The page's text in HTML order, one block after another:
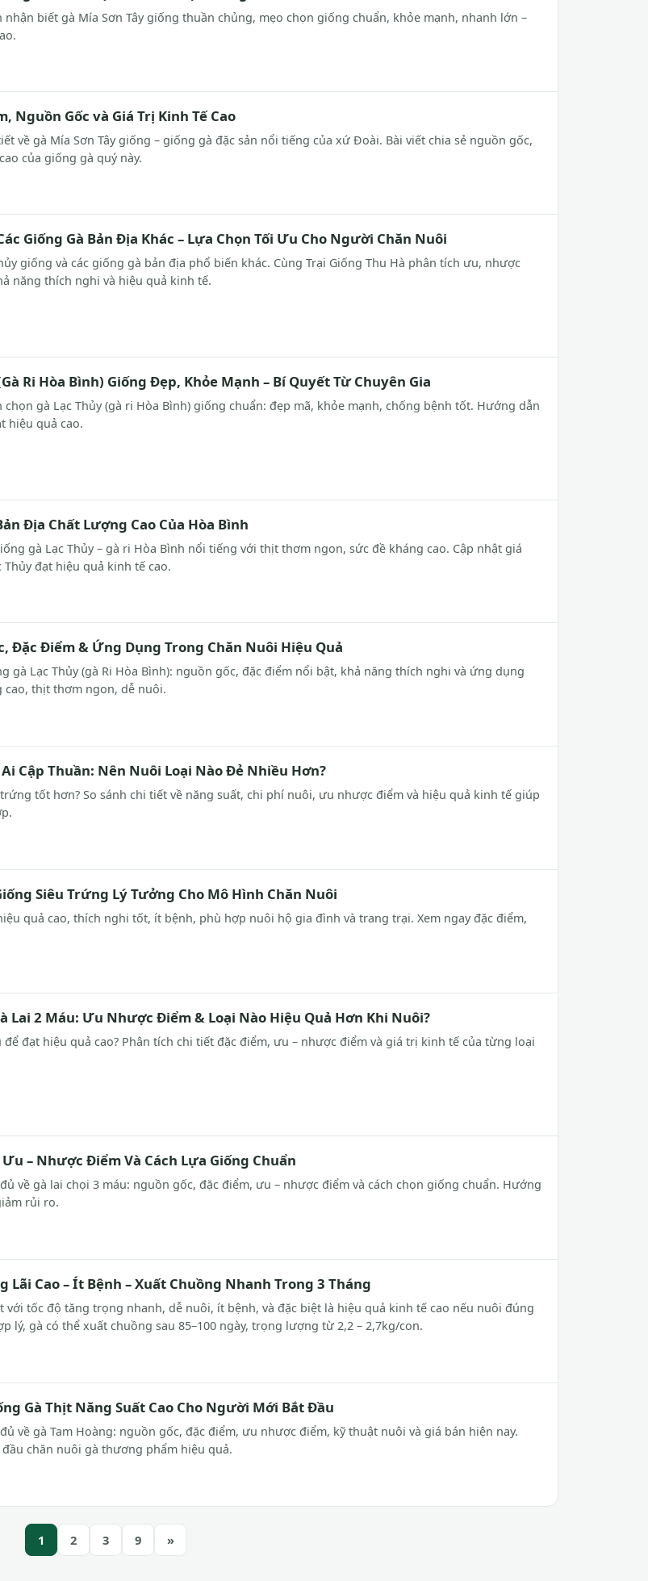
nhận biết gà Mía Sơn Tây giống thuần chủng, mẹo chọn giống chuẩn, khỏe mạnh, nhanh lớn –
Nguồn Gốc và Giá Trị Kinh Tế Cao
về gà Mía Sơn Tây giống – giống gà đặc sản nổi tiếng của xứ Đoài. Bài viết chia sẻ nguồn gốc,
của giống gà quý này.
Giống Gà Bản Địa Khác – Lựa Chọn Tối Ưu Cho Người Chăn Nuôi
giống và các giống gà bản địa phổ biến khác. Cùng Trại Giống Thu Hà phân tích ưu, nhược
năng thích nghi và hiệu quả kinh tế.
Ri Hòa Bình) Giống Đẹp, Khỏe Mạnh – Bí Quyết Từ Chuyên Gia
chọn gà Lạc Thủy (gà ri Hòa Bình) giống chuẩn: đẹp mã, khỏe mạnh, chống bệnh tốt. Hướng dẫn
hiệu quả cao.
Địa Chất Lượng Cao Của Hòa Bình
gà Lạc Thủy – gà ri Hòa Bình nổi tiếng với thịt thơm ngon, sức đề kháng cao. Cập nhật giá
đạt hiệu quả kinh tế cao.
Đặc Điểm & Ứng Dụng Trong Chăn Nuôi Hiệu Quả
gà Lạc Thủy (gà Ri Hòa Bình): nguồn gốc, đặc điểm nổi bật, khả năng thích nghi và ứng dụng
thịt thơm ngon, dễ nuôi.
Ai Cập Thuần: Nên Nuôi Loại Nào Đẻ Nhiều Hơn?
trứng tốt hơn? So sánh chi tiết về năng suất, chi phí nuôi, ưu nhược điểm và hiệu quả kinh tế giúp
Siêu Trứng Lý Tưởng Cho Mô Hình Chăn Nuôi
quả cao, thích nghi tốt, ít bệnh, phù hợp nuôi hộ gia đình và trang trại. Xem ngay đặc điểm,
Lai 2 Máu: Ưu Nhược Điểm & Loại Nào Hiệu Quả Hơn Khi Nuôi?
đạt hiệu quả cao? Phân tích chi tiết đặc điểm, ưu – nhược điểm và giá trị kinh tế của từng loại
Ưu – Nhược Điểm Và Cách Lựa Giống Chuẩn
về gà lai chọi 3 máu: nguồn gốc, đặc điểm, ưu – nhược điểm và cách chọn giống chuẩn. Hướng
rủi ro.
Lãi Cao – Ít Bệnh – Xuất Chuồng Nhanh Trong 3 Tháng
với tốc độ tăng trọng nhanh, dễ nuôi, ít bệnh, và đặc biệt là hiệu quả kinh tế cao nếu nuôi đúng
lý, gà có thể xuất chuồng sau 85–100 ngày, trọng lượng từ 2,2 – 2,7kg/con.
Gà Thịt Năng Suất Cao Cho Người Mới Bắt Đầu
về gà Tam Hoàng: nguồn gốc, đặc điểm, ưu nhược điểm, kỹ thuật nuôi và giá bán hiện nay.
chăn nuôi gà thương phẩm hiệu quả.
1 2 3 9 »